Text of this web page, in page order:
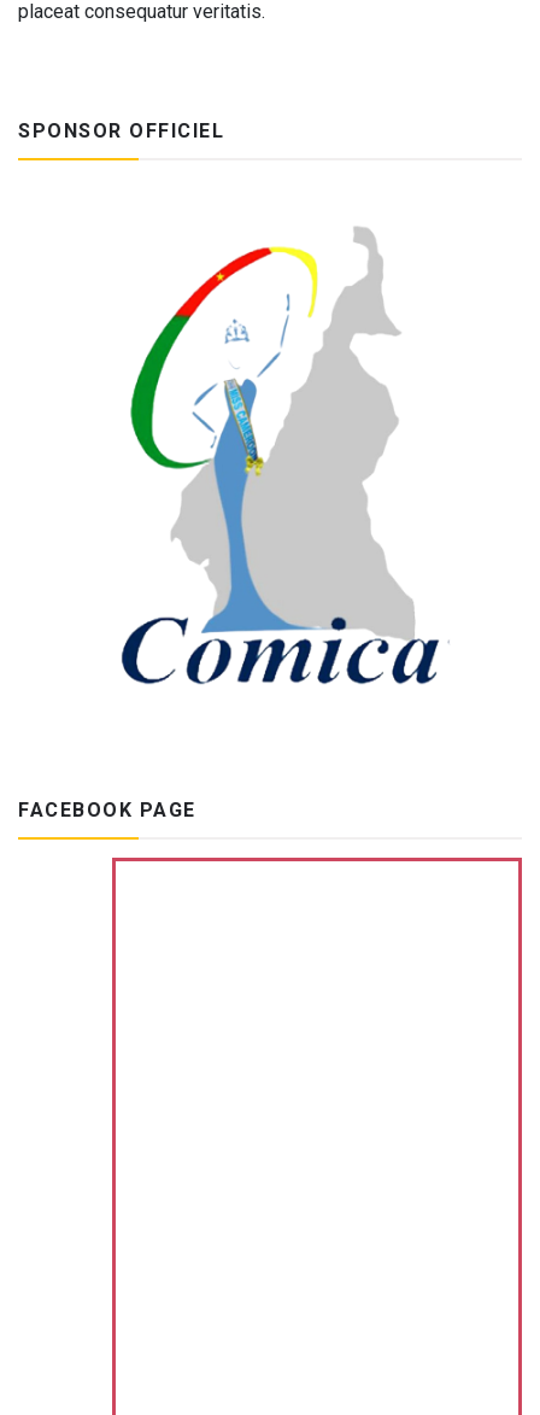
placeat consequatur veritatis.
SPONSOR OFFICIEL
FACEBOOK PAGE